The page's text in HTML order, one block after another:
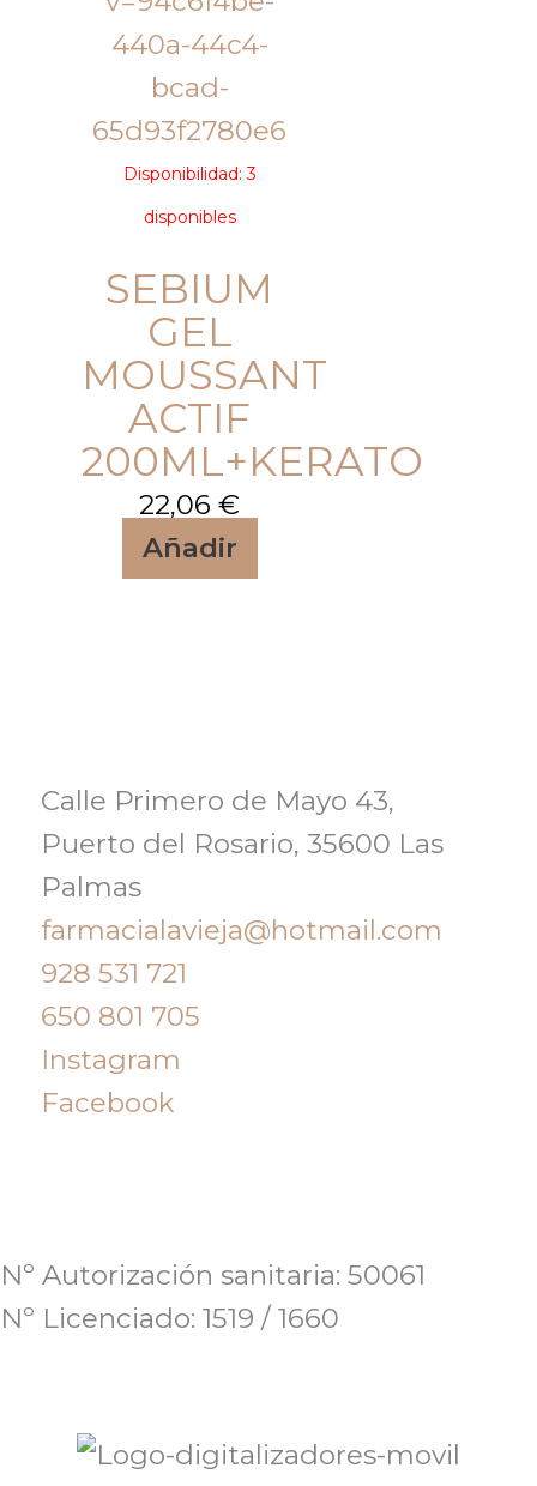
Disponibilidad: 3
disponibles
SEBIUM
GEL
MOUSSANT
ACTIF
200ML+KERATO
22,06€
Añadir
Calle Primero de Mayo 43,
Puerto del Rosario, 35600 Las
Palmas
farmacialavieja@hotmail.com
928 531 721
650 801 705
Instagram
Facebook
Nº Autorización sanitaria: 50061
Nº Licenciado: 1519 / 1660